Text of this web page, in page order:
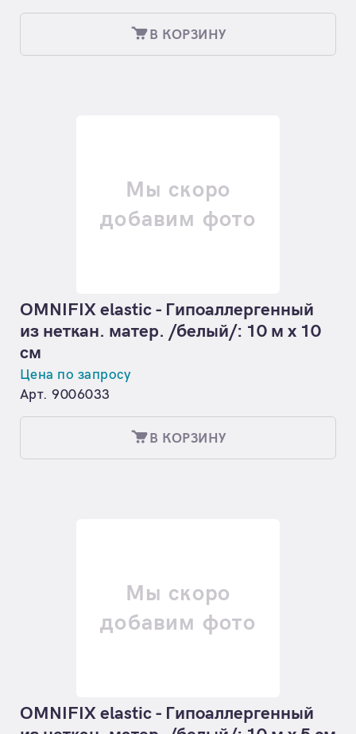
В КОРЗИНУ
Мы скоро
добавим фото
OMNIFIX elastic - Гипоаллергенный
из неткан. матер. /белый/: 10 м х 10
см
Цена по запросу
Арт. 9006033
В КОРЗИНУ
Мы скоро
добавим фото
OMNIFIX elastic - Гипоаллергенный